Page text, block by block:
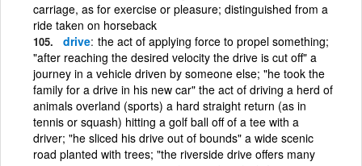
carriage, as for exercise or pleasure; distinguished from a
ride taken on horseback
drive the act of applying force to propel something;
"after reaching the desired velocity the drive is cut off" a
journey in a vehicle driven by someone else; "he took the
family for a drive in his new car" the act of driving a herd of
animals overland (sports) a hard straight return (as in
tennis or squash) hitting a golf ball off of a tee with a
driver; "he sliced his drive out of bounds" a wide scenic
road planted with trees; "the riverside drive offers many